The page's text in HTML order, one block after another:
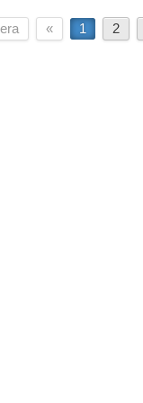
« 1 2